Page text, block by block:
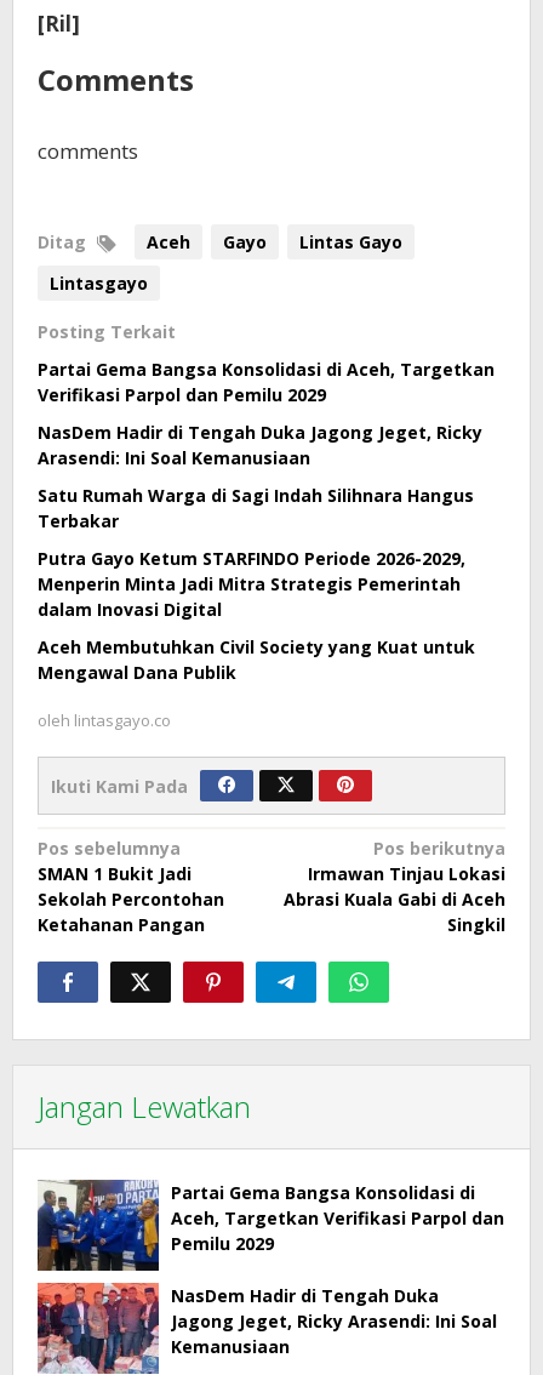
[Ril]
Comments
comments
Ditag Aceh Gayo
Lintas Gayo
Lintasgayo
Posting Terkait
Partai Gema Bangsa Konsolidasi di Aceh, Targetkan
Verifikasi Parpol dan Pemilu 2029
NasDem Hadir di Tengah Duka Jagong Jeget, Ricky
Arasendi: Ini Soal Kemanusiaan
Satu Rumah Warga di Sagi Indah Silihnara Hangus
Terbakar
Putra Gayo Ketum STARFINDO Periode 2026-2029,
Menperin Minta Jadi Mitra Strategis Pemerintah
dalam Inovasi Digital
Aceh Membutuhkan Civil Society yang Kuat untuk
Mengawal Dana Publik
oleh lintasgayo.co
Ikuti Kami Pada
Navigasi
pos
Pos sebelumnya
SMAN 1 Bukit Jadi
Sekolah Percontohan
Ketahanan Pangan
Pos berikutnya
Irmawan Tinjau Lokasi
Abrasi Kuala Gabi di Aceh
Singkil
Jangan Lewatkan
Partai Gema Bangsa Konsolidasi di
Aceh, Targetkan Verifikasi Parpol dan
Pemilu 2029
NasDem Hadir di Tengah Duka
Jagong Jeget, Ricky Arasendi: Ini Soal
Kemanusiaan